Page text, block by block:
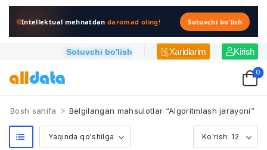
Intellektual mehnatdandaromad oling! Sotuvchi bo'lish
Sotuvchi bo'lish Xaridlarim Kirish
0
Bosh sahifa > Belgilangan mahsulotlar “Algoritmlash jarayoni”